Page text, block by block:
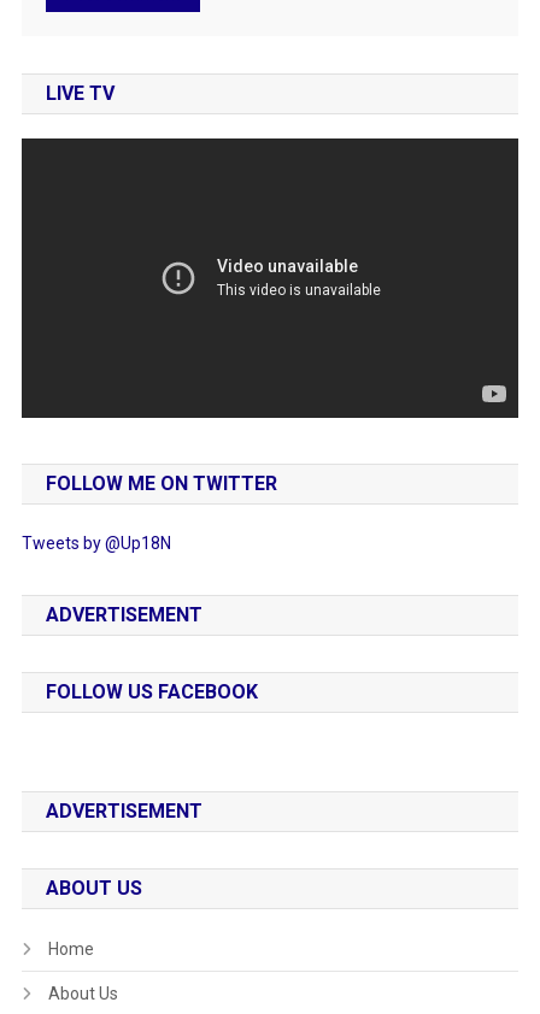
LIVE TV
FOLLOW ME ON TWITTER
Tweets by @Up18N
ADVERTISEMENT
FOLLOW US FACEBOOK
ADVERTISEMENT
ABOUT US
Home
About Us